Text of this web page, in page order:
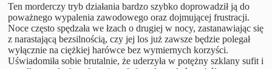
Ten morderczy tryb działania bardzo szybko doprowadził ją do
poważnego wypalenia zawodowego oraz dojmującej frustracji.
Noce często spędzała we łzach o drugiej w nocy, zastanawiając się
z narastającą bezsilnością, czy jej los już zawsze będzie polegał
wyłącznie na ciężkiej harówce bez wymiernych korzyści.
Uświadomiła sobie brutalnie, że uderzyła w potężny szklany sufit i